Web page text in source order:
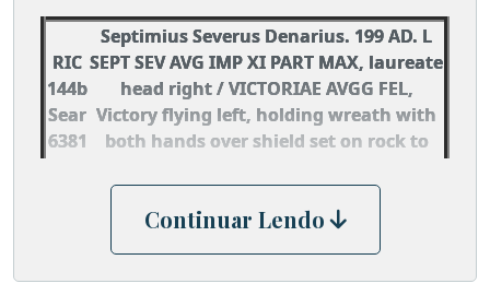
RIC
144b
Sear
6381
Septimius Severus Denarius. 199 AD. L
SEPT SEV AVG IMP XI PART MAX, laureate
head right / VICTORIAE AVGG FEL,
Victory flying left, holding wreath with
both hands over shield set on rock to
Continuar Lendo